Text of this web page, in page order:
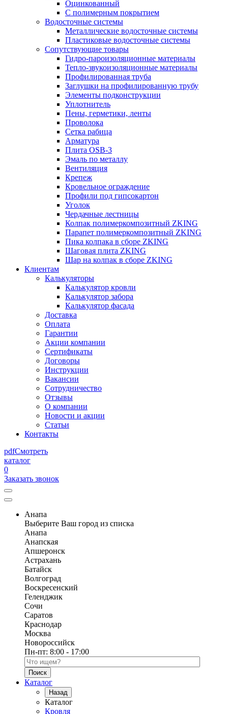
Оцинкованный
С полимерным покрытием
Водосточные системы
Металлические водосточные системы
Пластиковые водосточные системы
Сопутствующие товары
Гидро-пароизоляционные материалы
Тепло-звукоизоляционные материалы
Профилированная труба
Заглушки на профилированную трубу
Элементы подконструкции
Уплотнитель
Пены, герметики, ленты
Проволока
Сетка рабица
Арматура
Плита OSB-3
Эмаль по металлу
Вентиляция
Крепеж
Кровельное ограждение
Профили под гипсокартон
Уголок
Чердачные лестницы
Колпак полимеркомпозитный ZKING
Парапет полимеркомпозитный ZKING
Пика колпака в сборе ZKING
Шаговая плита ZKING
Шар на колпак в сборе ZKING
Клиентам
Калькуляторы
Калькулятор кровли
Калькулятор забора
Калькулятор фасада
Доставка
Оплата
Гарантии
Акции компании
Сертификаты
Договоры
Инструкции
Вакансии
Сотрудничество
Отзывы
О компании
Новости и акции
Статьи
Контакты
pdfСмотреть
каталог
0
Заказать звонок
Анапа
Выберите Ваш город из списка
Анапа
Анапская
Апшеронск
Астрахань
Батайск
Волгоград
Воскресенский
Геленджик
Сочи
Саратов
Краснодар
Москва
Новороссийск
Пн-пт: 8:00 - 17:00
Поиск по каталогу
Каталог
Назад
Каталог
Кровля